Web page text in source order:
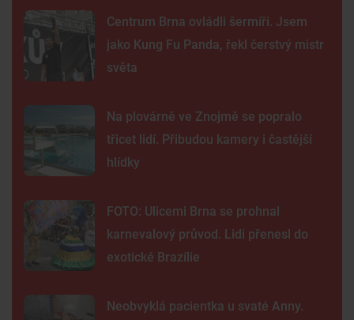
Centrum Brna ovládli šermíři. Jsem
jako Kung Fu Panda, řekl čerstvý mistr
světa
Na plovárně ve Znojmě se popralo
třicet lidí. Přibudou kamery i častější
hlídky
FOTO: Ulicemi Brna se prohnal
karnevalový průvod. Lidi přenesl do
exotické Brazílie
Neobvyklá pacientka u svaté Anny.